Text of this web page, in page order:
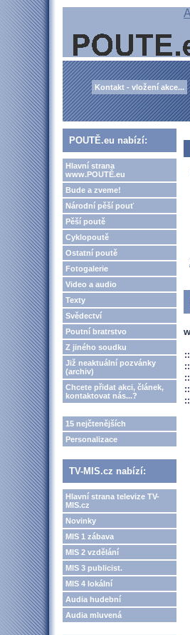
Kontakt - vložení akce...
POUTĚ.eu nabízí:
Hlavní strana
www.POUTĚ.eu
Bude a zveme!
Národní pěší pouť
Pěší poutě
Cyklopoutě
Ostatní poutě
Fotogalerie
Video a audio
Texty
Svědectví
Poutní bratrstvo
Z jiného soudku
Již neaktuální pozvánky
(archiv)
Chcete přidat akci, článek,
kontaktovat nás...?
15 nejčtenějších
Personalizace
TV-MIS.cz nabízí:
Hlavní strana televize TV-
MIS.cz
Novinky
MIS 1 zábava
MIS 2 vzdělání
MIS 3 publicist.
MIS 4 lokální
Audia hudební
Audia mluvená
::
::
::
::
::